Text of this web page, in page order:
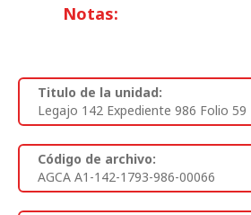
Notas:
Titulo de la unidad:
Legajo 142 Expediente 986 Folio 59
Código de archivo:
AGCA A1-142-1793-986-00066